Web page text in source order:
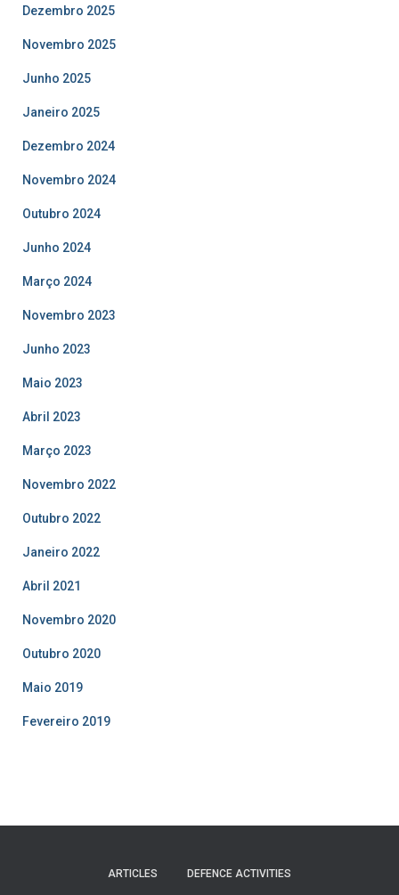
Dezembro 2025
Novembro 2025
Junho 2025
Janeiro 2025
Dezembro 2024
Novembro 2024
Outubro 2024
Junho 2024
Março 2024
Novembro 2023
Junho 2023
Maio 2023
Abril 2023
Março 2023
Novembro 2022
Outubro 2022
Janeiro 2022
Abril 2021
Novembro 2020
Outubro 2020
Maio 2019
Fevereiro 2019
ARTICLES DEFENCE ACTIVITIES